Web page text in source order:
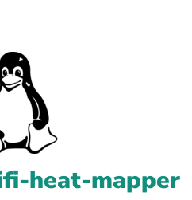
heat-mapper